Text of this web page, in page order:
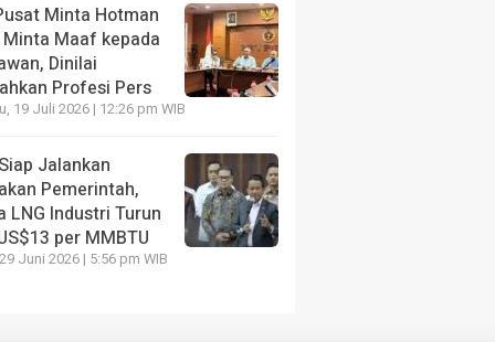
Minta Hotman
Maaf kepada
Dinilai
Profesi Pers
19 Juli 2026 | 12:26 pm WIB
Jalankan
Pemerintah,
LNG Industri Turun
per MMBTU
Juni 2026 | 5:56 pm WIB